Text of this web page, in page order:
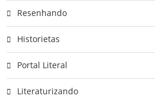
Resenhando
Historietas
Portal Literal
Literaturizando